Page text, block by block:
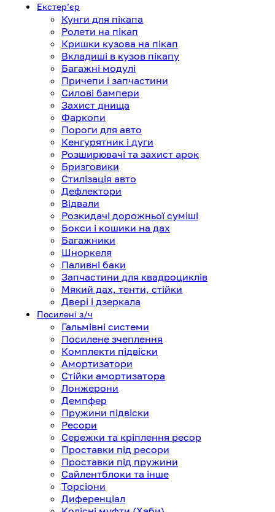
Екстерʼєр
Кунги для пікапа
Ролети на пікап
Кришки кузова на пікап
Вкладиші в кузов пікапу
Багажні модулі
Причепи і запчастини
Силові бампери
Захист днища
Фаркопи
Пороги для авто
Кенгурятник і дуги
Розширювачі та захист арок
Бризговики
Стилізація авто
Дефлектори
Відвали
Розкидачі дорожньої суміші
Бокси і кошики на дах
Багажники
Шноркеля
Паливні баки
Запчастини для квадроциклів
Мякий дах, тенти, стійки
Двері і дзеркала
Посилені з/ч
Гальмівні системи
Посилене зчеплення
Комплекти підвіски
Амортизатори
Стійки амортизатора
Лонжерони
Демпфер
Пружини підвіски
Ресори
Сережки та кріплення ресор
Проставки під ресори
Проставки під пружини
Сайлентблоки та інше
Торсіони
Диференціал